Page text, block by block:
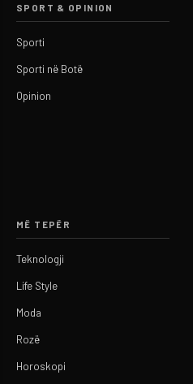
SPORT & OPINION
Sporti
Sporti në Botë
Opinion
MË TEPËR
Teknologji
Life Style
Moda
Rozë
Horoskopi